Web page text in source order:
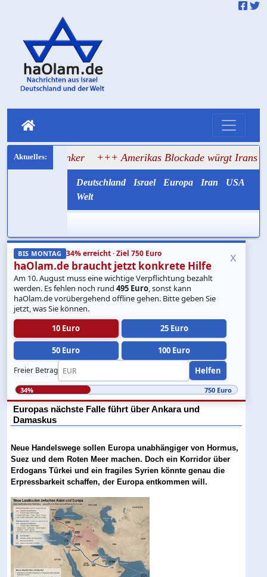
Tanker +++ Amerikas Blockade würgt Irans Ölexport ab
Deutschland Israel Europa Iran
USA
Welt
BIS MONTAG 34% erreicht · Ziel 750 Euro
haOlam.de braucht jetzt konkrete Hilfe
Am 10. August muss eine wichtige Verpflichtung bezahlt
werden. Es fehlen noch rund495 Euro, sonst kann
haOlam.de vorübergehend offline gehen. Bitte geben Sie
jetzt, was Sie können.
10 Euro
25 Euro
50 Euro 100 Euro
Freier Betrag Helfen
x
34% 750 Euro
Europas nächste Falle führt über Ankara und
Damaskus
Neue Handelswege sollen Europa unabhängiger von Hormus,
Suez und dem Roten Meer machen. Doch ein Korridor über
Erdogans Türkei und ein fragiles Syrien könnte genau die
Erpressbarkeit schaffen, der Europa entkommen will.